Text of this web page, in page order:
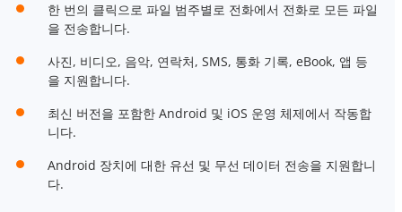
한 번의 클릭으로 파일 범주별로 전화에서 전화로 모든 파일
을 전송합니다.
사진, 비디오, 음악, 연락처, SMS, 통화 기록, eBook, 앱 등
을 지원합니다.
최신 버전을 포함한 Android 및 iOS 운영 체제에서 작동합
니다.
Android 장치에 대한 유선 및 무선 데이터 전송을 지원합니
다.